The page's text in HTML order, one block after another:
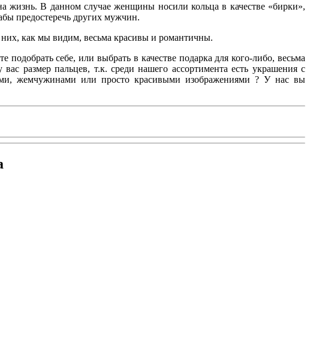
жизнь. В данном случае женщины носили кольца в качестве «бирки»,
предостеречь других мужчин.
них, как мы видим, весьма красивы и романтичны.
себе, или выбрать в качестве подарка для кого-либо, весьма
размер пальцев, т.к. среди нашего ассортимента есть украшения с
жемчужинами или просто красивыми изображениями ? У нас вы